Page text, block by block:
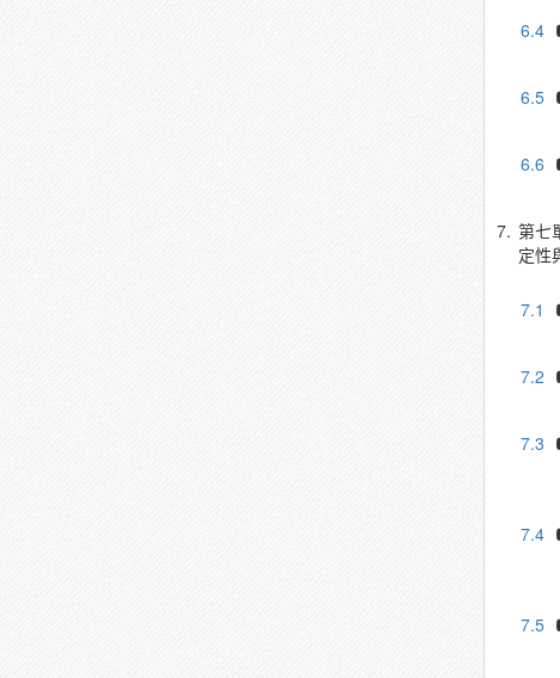
6.4
6.5
6.6
7. 第七
定性
7.1
7.2
7.3
7.4
7.5